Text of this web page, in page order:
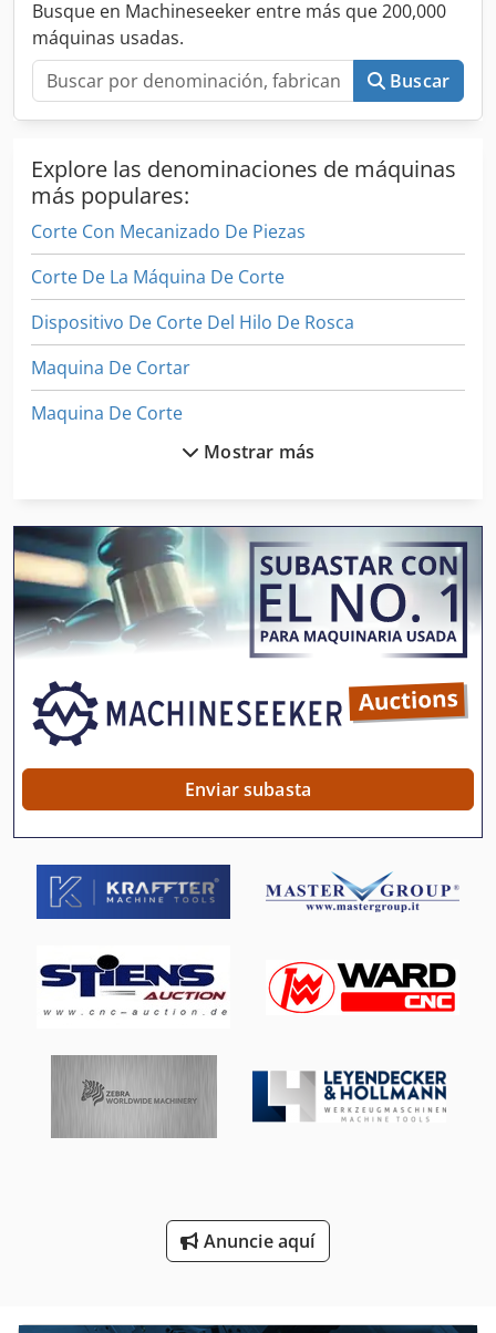
de viruta / ciclo de perfil hueco) - Avellanado - Taladrado
de flujo (con curva de avance optimizada) - Escariado -
Programación gráfica sencilla - Importación de archivos 2D
DXF o DWG - Mesa de máquina según el Sistema 28
(similar a las mesas de soldadura Demmeler y Siegmund,
portaherramientas patentado (accesorio) - Sonda de
herramienta para medición de longitud y como detector de
rotura - Sistema de seguridad intuitivo mediante barreras
de luz Versión estándar: Cambiador automático de
herramientas con 10 posiciones, montado en el pórtico de
la máquina
Busque en Machineseeker entre más que 200,000
máquinas usadas.
Buscar
Explore las denominaciones de máquinas
más populares:
Corte Con Mecanizado De Piezas
Corte De La Máquina De Corte
Dispositivo De Corte Del Hilo De Rosca
Maquina De Cortar
Maquina De Corte
Maquina De Corte Automatica
Mecanizado Del Hilo De Rosca
Mordazas De Roscado
Máquina Cnc De La Carpintería
Máquina De Carpintería
Máquina De Cortar Carne
Máquina De Corte De Armã
Máquina De Corte De Techo
Máquina De Corte Del Hilo De Rosca
Máquina De Orden
Máquina De Pulir Del Hilo De Rosca
Máquina De Tornear Madera
Máquina Neumática De Roscado
Máquinas De Torneado Cnc
Sostenedor De Herramienta De Corte Del Hilo De Rosca
Mostrar más
Enviar subasta
Anuncie aquí